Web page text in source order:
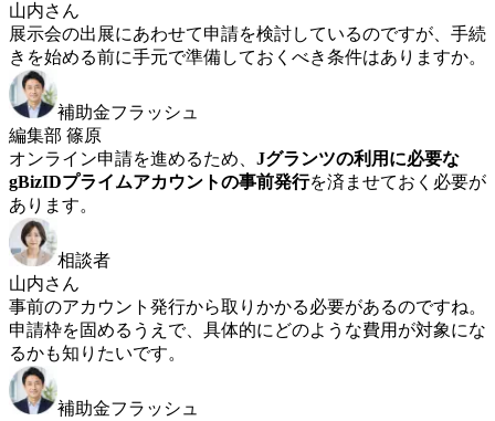
山内さん
展示会の出展にあわせて申請を検討しているのですが、手続
きを始める前に手元で準備しておくべき条件はありますか。
補助金フラッシュ
編集部 篠原
オンライン申請を進めるため、 Jグランツの利用に必要な
gBizIDプライムアカウントの事前発行を済ませておく必要が
あります。
相談者
山内さん
事前のアカウント発行から取りかかる必要があるのですね。
申請枠を固めるうえで、具体的にどのような費用が対象にな
るかも知りたいです。
補助金フラッシュ